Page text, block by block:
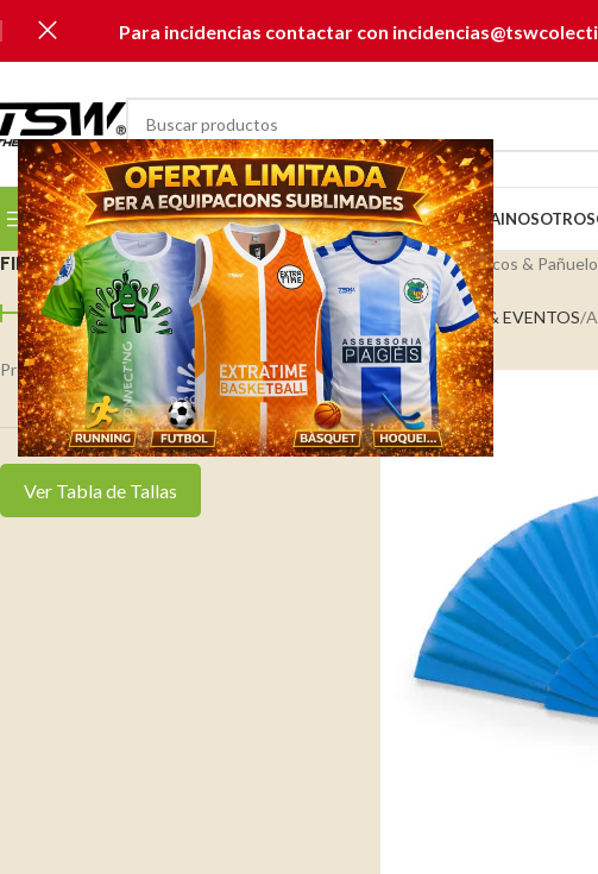
Para incidencias contactar con
SELECCIONAR CATEGORÍA
SELECCIONA TU CLUB... INICIOCATÁLOGOSMUSAINOSOTROS
FILTRAR PER PREU
FILTRAR
Precio:0 €—10 €
Ver Tabla de Tallas
Colección Abanicos &
Inicio FIESTAS & EVENTOS